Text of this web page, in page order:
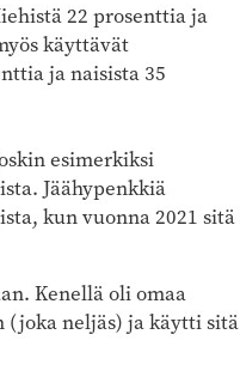
22 prosenttia ja
käyttävät
ja naisista 35
esimerkiksi
Jäähypenkkiä
kun vuonna 2021 sitä
Kenellä oli omaa
(joka neljäs) ja käytti sitä